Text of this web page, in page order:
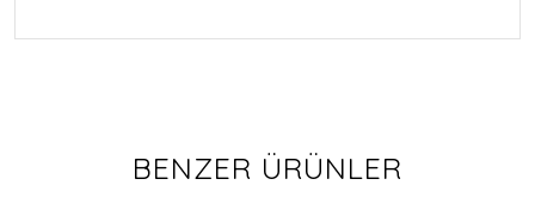
BENZER ÜRÜNLER